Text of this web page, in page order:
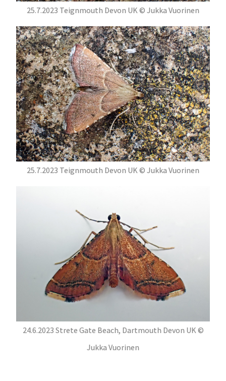
25.7.2023 Teignmouth Devon UK © Jukka Vuorinen
25.7.2023 Teignmouth Devon UK © Jukka Vuorinen
24.6.2023 Strete Gate Beach, Dartmouth Devon UK ©
Jukka Vuorinen